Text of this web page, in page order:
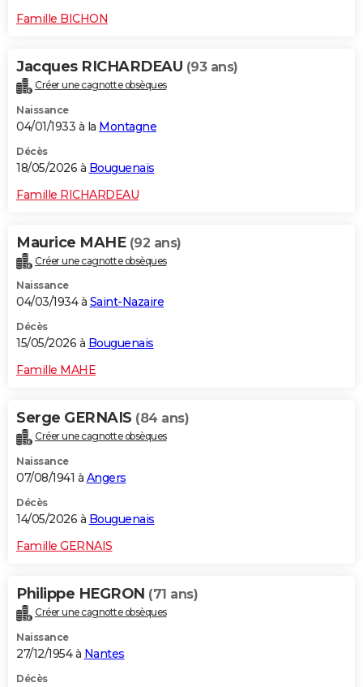
Famille BICHON
Jacques RICHARDEAU (93 ans)
Créer une cagnotte obsèques
Naissance
04/01/1933 à la Montagne
Décès
18/05/2026 à Bouguenais
Famille RICHARDEAU
Maurice MAHE (92 ans)
Créer une cagnotte obsèques
Naissance
04/03/1934 à Saint-Nazaire
Décès
15/05/2026 à Bouguenais
Famille MAHE
Serge GERNAIS (84 ans)
Créer une cagnotte obsèques
Naissance
07/08/1941 à Angers
Décès
14/05/2026 à Bouguenais
Famille GERNAIS
Philippe HEGRON (71 ans)
Créer une cagnotte obsèques
Naissance
27/12/1954 à Nantes
Décès